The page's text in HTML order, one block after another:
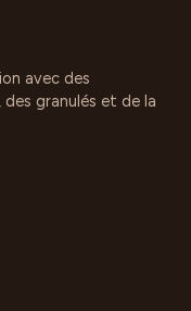
avec des
granulés et de la